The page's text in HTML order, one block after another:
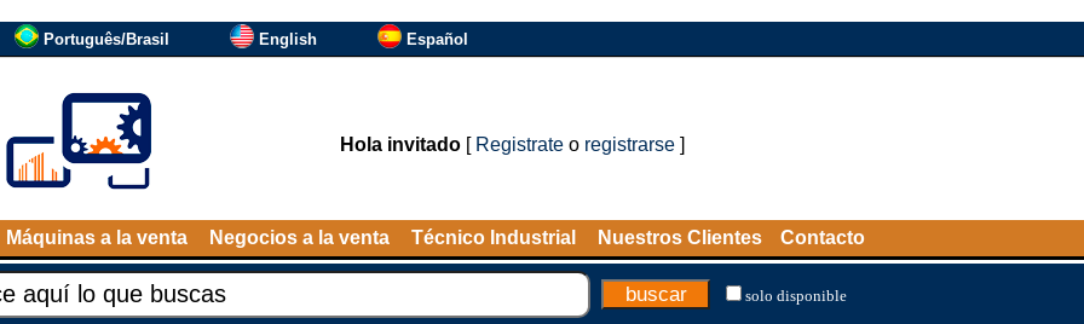
Português/Brasil English Español
Hola invitado[ Registrateo registrarse]
Máquinas a la venta Negocios a la venta Técnico Industrial Nuestros Clientes Contacto
solo disponible